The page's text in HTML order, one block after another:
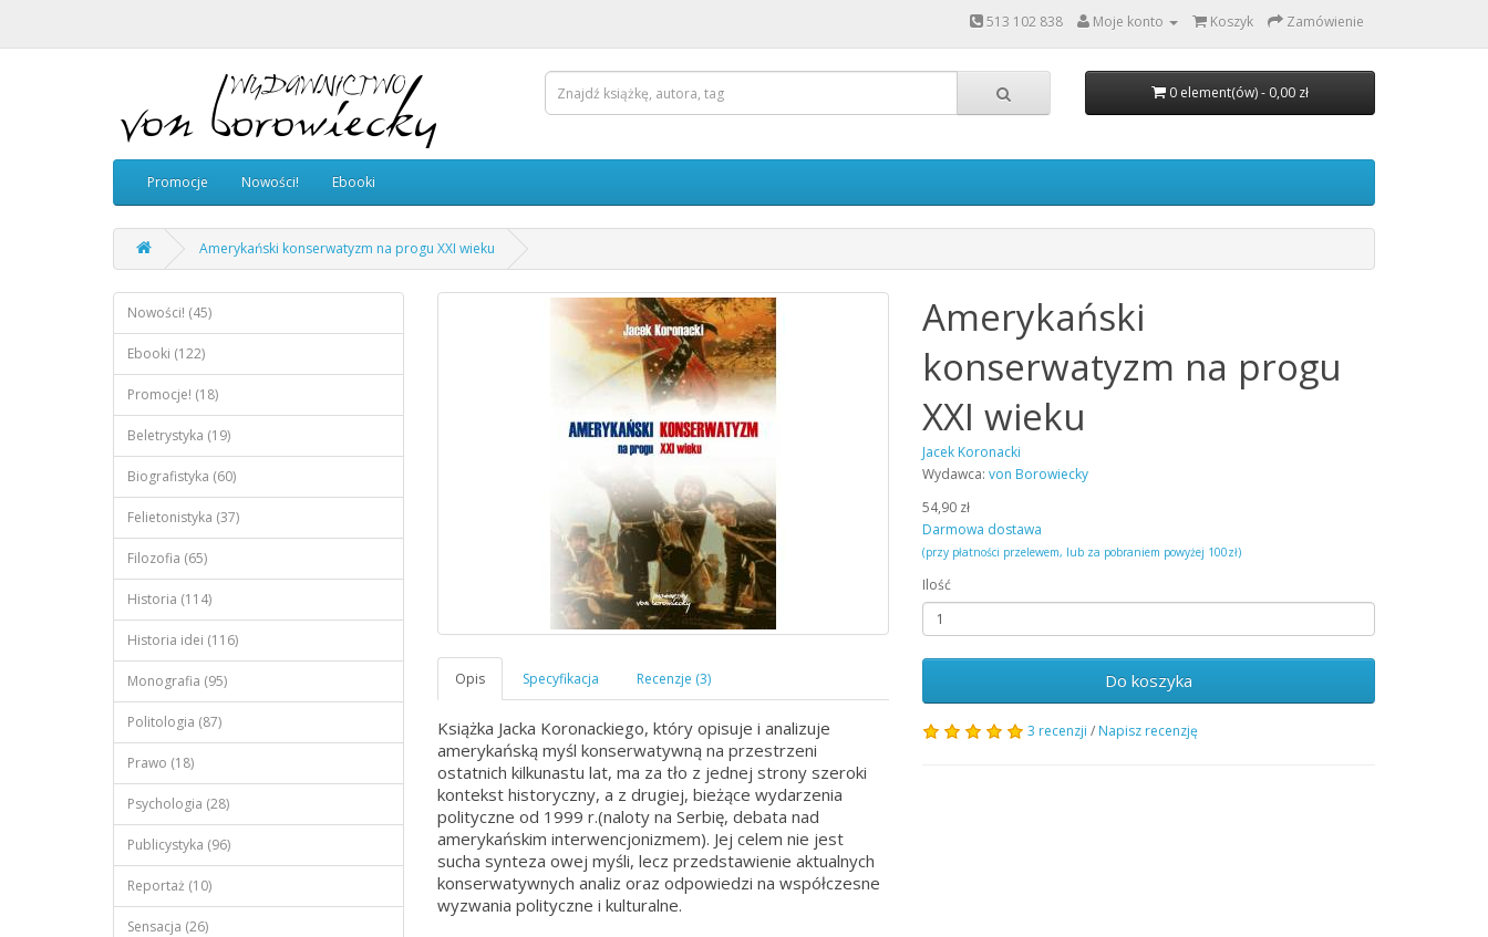
513 102 838 Moje konto Koszyk Zamówienie
0 element(ów) - 0,00 zł
Promocje Nowości! Ebooki
Amerykański konserwatyzm na progu XXI wieku
Nowości! (45)
Ebooki (122)
Promocje! (18)
Beletrystyka (19)
Biografistyka (60)
Felietonistyka (37)
Filozofia (65)
Historia (114)
Historia idei (116)
Monografia (95)
Politologia (87)
Prawo (18)
Psychologia (28)
Publicystyka (96)
Reportaż (10)
Sensacja (26)
Książka Jacka Koronackiego, który opisuje i analizuje
amerykańską myśl konserwatywną na przestrzeni
ostatnich kilkunastu lat, ma za tło z jednej strony szeroki
kontekst historyczny, a z drugiej, bieżące wydarzenia
polityczne od 1999 r.(naloty na Serbię, debata nad
amerykańskim interwencjonizmem). Jej celem nie jest
sucha synteza owej myśli, lecz przedstawienie aktualnych
konserwatywnych analiz oraz odpowiedzi na współczesne
wyzwania polityczne i kulturalne.
Amerykański
konserwatyzm na progu
XXI wieku
Jacek Koronacki
Wydawca:von Borowiecky
54,90 zł
Darmowa dostawa
(przy płatności przelewem, lub za pobraniem powyżej 100zł)
Ilość
Do koszyka
3 recenzji / Napisz recenzję